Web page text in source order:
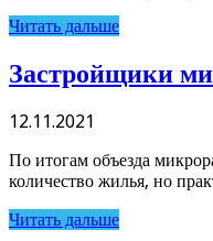
Читать дальше
Застройщики
12.11.2021
По итогам объезда
количество жилья, но
Читать дальше